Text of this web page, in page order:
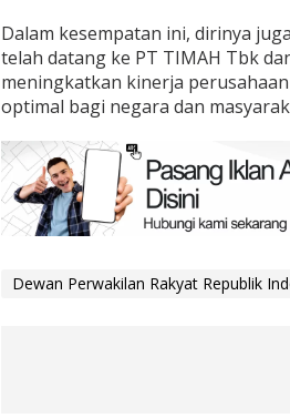
Dalam kesempatan ini, dirinya
telah datang ke PT TIMAH Tbk
meningkatkan kinerja
optimal bagi negara dan
Dewan Perwakilan Rakyat Republik